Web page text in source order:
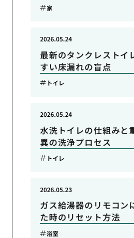
家
最新のタンクレストイ
すい床漏れの盲点
2026.05.24
トイレ
水洗トイレの仕組みと
異の洗浄プロセス
2026.05.24
トイレ
ガス給湯器のリモコン
た時のリセット方法
2026.05.23
浴室